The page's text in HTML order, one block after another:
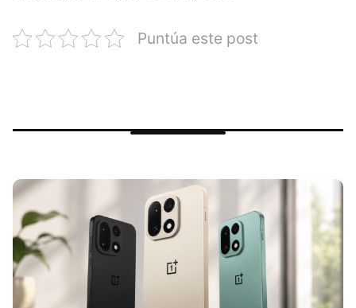
Puntúa este post